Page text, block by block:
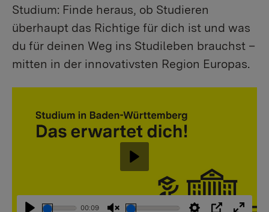
Studium: Finde heraus, ob Studieren
überhaupt das Richtige für dich ist und was
du für deinen Weg ins Studileben brauchst –
mitten in der innovativsten Region Europas.
00:09
Abspielen